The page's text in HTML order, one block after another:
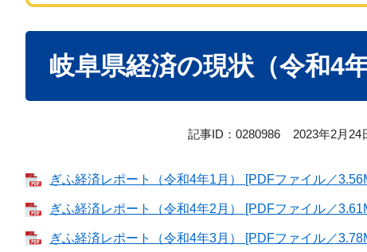
岐阜県経済の現状（令和4年
記事ID：0280986 2023年2月24
ぎふ経済レポート（令和4年1月） [PDFファイル／
ぎふ経済レポート（令和4年2月） [PDFファイル／
ぎふ経済レポート（令和4年3月） [PDFファイル／